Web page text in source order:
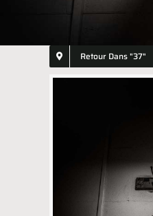
Retour Dans "37"